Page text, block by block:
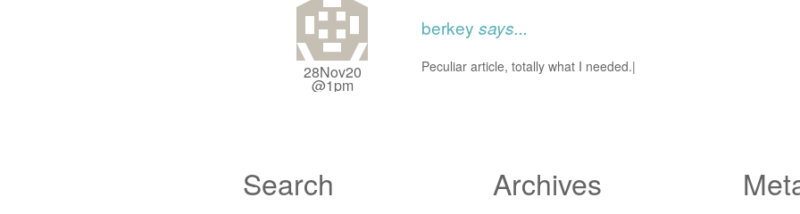
28Nov20
@1pm
berkey says...
Peculiar article, totally what I needed.|
Search Archives